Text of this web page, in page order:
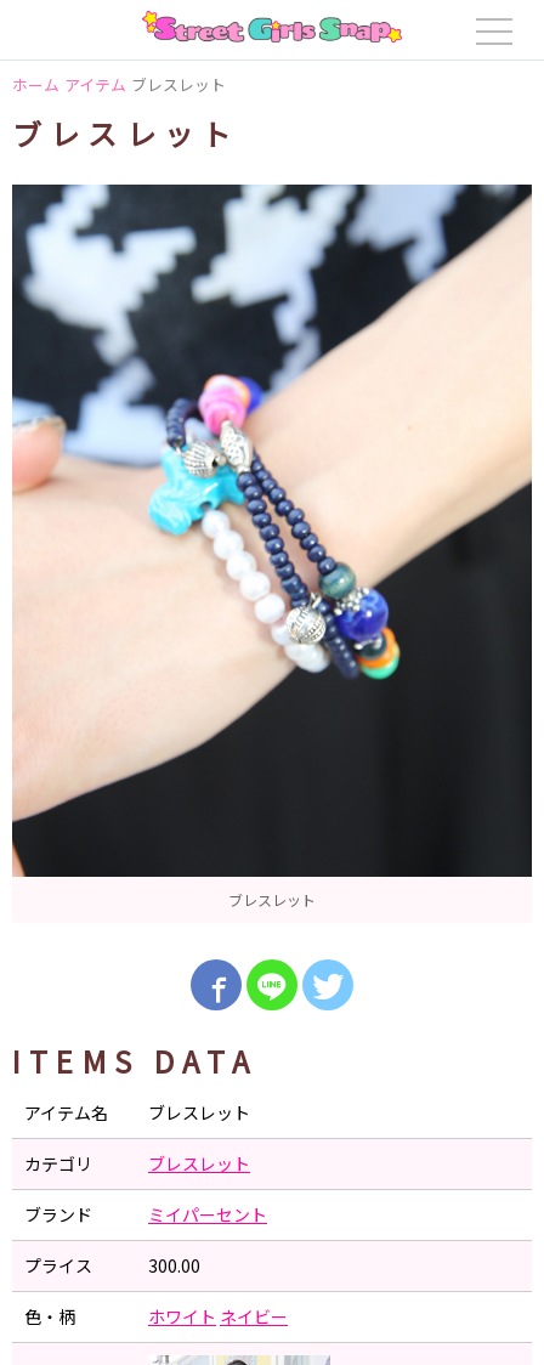
ホーム アイテム ブレスレット
ブレスレット
ブレスレット
ITEMS DATA
アイテム名 ブレスレット
カテゴリ ブレスレット
ブランド ミイパーセント
プライス 300.00
色・柄 ホワイト ネイビー